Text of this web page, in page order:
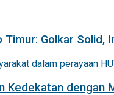
Golkar Solid,
Kedekatan dengan